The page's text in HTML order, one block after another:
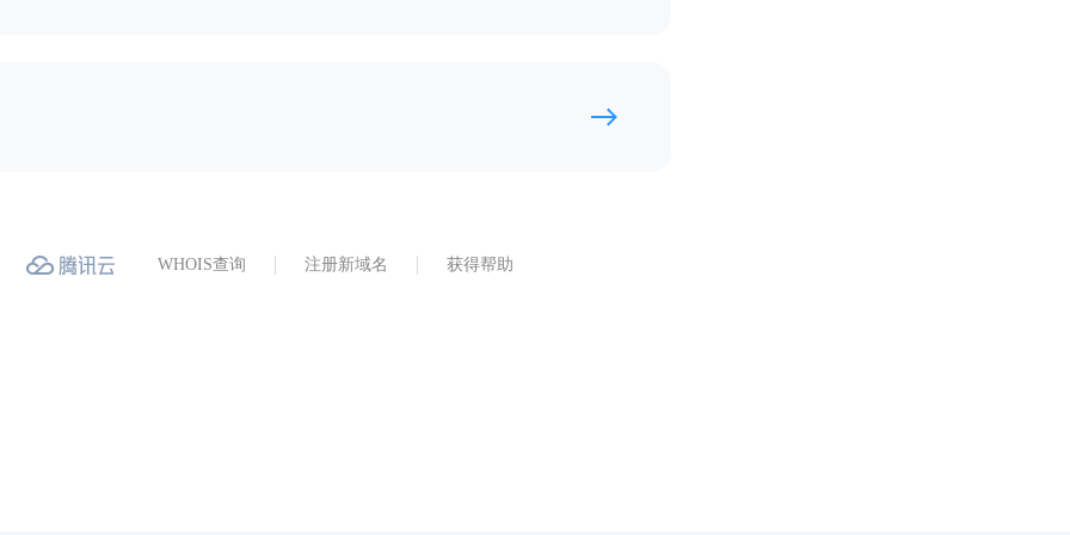
WHOIS查询 注册新域名 获得帮助